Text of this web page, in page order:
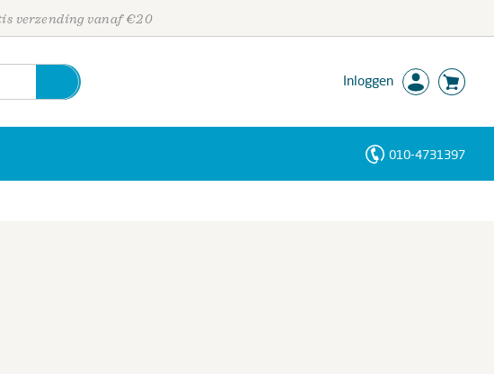
verzending vanaf €20
Inloggen
010-4731397
Personen